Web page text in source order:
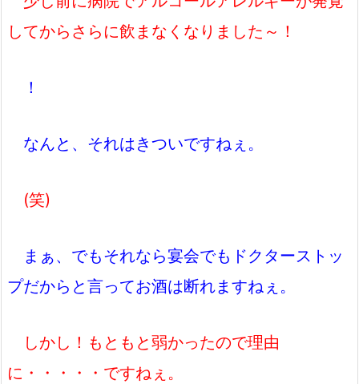
してからさらに飲まなくなりました～！
！
なんと、それはきついですねぇ。
(笑)
まぁ、でもそれなら宴会でもドクターストッ
プだからと言ってお酒は断れますねぇ。
しかし！もともと弱かったので理由
に・・・・・ですねぇ。